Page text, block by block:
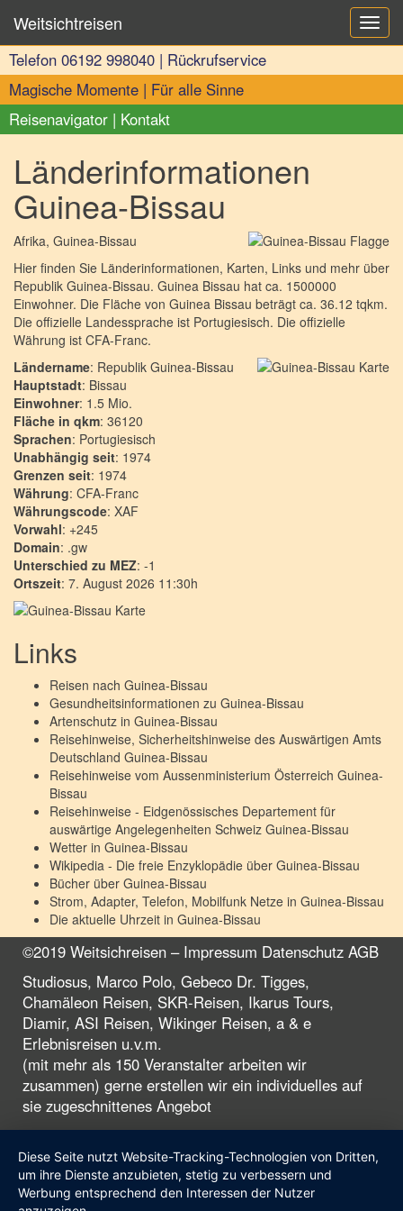
Telefon 06192 998040 | Rückrufservice
Magische Momente | Für alle Sinne
Reisenavigator | Kontakt
Länderinformationen
Guinea-Bissau
Afrika, Guinea-Bissau
Hier finden Sie Länderinformationen, Karten, Links und mehr über
Republik Guinea-Bissau. Guinea Bissau hat ca. 1500000
Einwohner. Die Fläche von Guinea Bissau beträgt ca. 36.12 tqkm.
Die offizielle Landessprache ist Portugiesisch. Die offizielle
Währung ist CFA-Franc.
Ländername: Republik Guinea-Bissau
Hauptstadt: Bissau
Einwohner: 1.5 Mio.
Fläche in qkm: 36120
Sprachen: Portugiesisch
Unabhängig seit: 1974
Grenzen seit: 1974
Währung: CFA-Franc
Währungscode: XAF
Vorwahl: +245
Domain: .gw
Unterschied zu MEZ: -1
Ortszeit: 7. August 2026 11:30h
Links
Reisen nach Guinea-Bissau
Gesundheitsinformationen zu Guinea-Bissau
Artenschutz in Guinea-Bissau
Reisehinweise, Sicherheitshinweise des Auswärtigen Amts
Deutschland Guinea-Bissau
Reisehinweise vom Aussenministerium Österreich Guinea-
Bissau
Reisehinweise - Eidgenössisches Departement für
auswärtige Angelegenheiten Schweiz Guinea-Bissau
Wetter in Guinea-Bissau
Wikipedia - Die freie Enzyklopädie über Guinea-Bissau
Bücher über Guinea-Bissau
Strom, Adapter, Telefon, Mobilfunk Netze in Guinea-Bissau
Die aktuelle Uhrzeit in Guinea-Bissau
©2019 Weitsichreisen – Impressum Datenschutz AGB
Studiosus, Marco Polo, Gebeco Dr. Tigges,
Chamäleon Reisen, SKR-Reisen, Ikarus Tours,
Diamir, ASI Reisen, Wikinger Reisen, a & e
Erlebnisreisen u.v.m.
(mit mehr als 150 Veranstalter arbeiten wir
zusammen) gerne erstellen wir ein individuelles auf
sie zugeschnittenes Angebot
Weitsichtreisen
Diese Seite nutzt Website-Tracking-Technologien von Dritten,
um ihre Dienste anzubieten, stetig zu verbessern und
Werbung entsprechend den Interessen der Nutzer